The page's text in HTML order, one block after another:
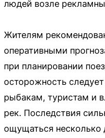
людей возле
Жителям
оперативными
при планировании
осторожность
рыбакам, туристам и
рек. Последствия
ощущаться несколько